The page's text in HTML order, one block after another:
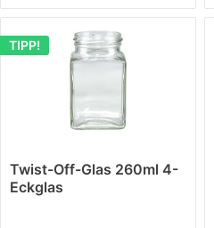
TIPP!
Twist-Off-Glas 260ml 4-
Eckglas